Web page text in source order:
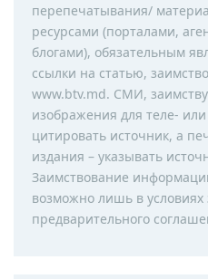
перепечатывания/
ресурсами (порталами,
блогами), обязательным
ссылки на статью,
www.btv.md. СМИ,
изображения для теле-
цитировать источник, а
издания – указывать
Заимствование
возможно лишь в
предварительного